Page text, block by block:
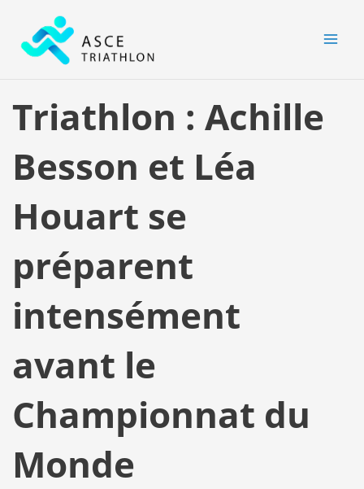
contenu
Triathlon : Achille
Besson et Léa
Houart se
préparent
intensément
avant le
Championnat du
Monde